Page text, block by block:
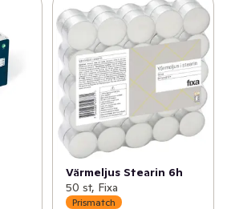
Värmeljus Stearin 6h
50 st, Fixa
Prismatch